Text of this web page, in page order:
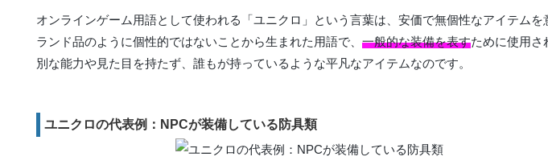
オンラインゲーム用語として使われる「ユニクロ」という言葉は、安価で無個性なアイテム
ランド品のように個性的ではないことから生まれた用語で、 一般的な装備を表すために使用さ
別な能力や見た目を持たず、誰もが持っているような平凡なアイテムなのです。
ユニクロの代表例：NPCが装備している防具類